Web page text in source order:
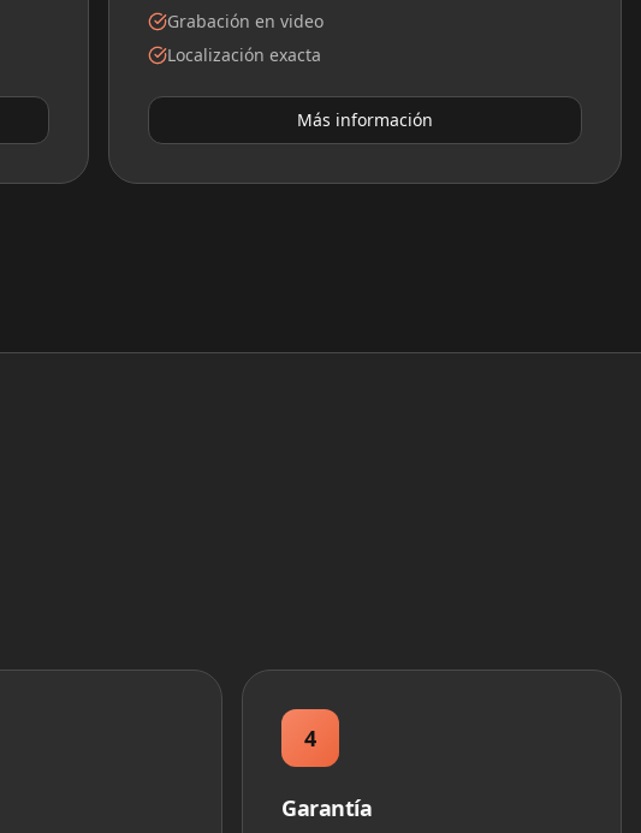
Grabación en video
Localización exacta
Más información
4
Garantía